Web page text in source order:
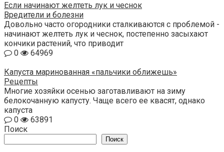
Если начинают желтеть лук и чеснок
Вредители и болезни
Довольно часто огородники сталкиваются с проблемой -
начинают желтеть лук и чеснок, постепенно засыхают
кончики растений, что приводит
0
64969
Капуста маринованная «пальчики оближешь»
Рецепты
Многие хозяйки осенью заготавливают на зиму
белокочанную капусту. Чаще всего ее квасят, однако
капуста
0
63891
Поиск
Поиск